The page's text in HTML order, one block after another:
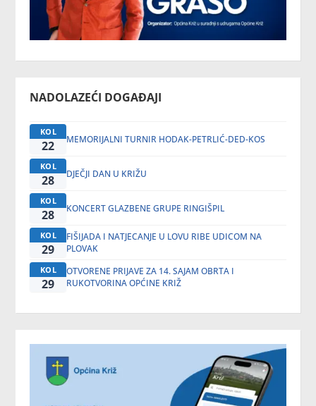
NADOLAZEĆI DOGAĐAJI
KOL
22 MEMORIJALNI TURNIR HODAK-PETRLIĆ-DED-KOS
KOL
28 DJEČJI DAN U KRIŽU
KOL
28 KONCERT GLAZBENE GRUPE RINGIŠPIL
KOL
29
FIŠIJADA I NATJECANJE U LOVU RIBE UDICOM NA
PLOVAK
KOL
29
OTVORENE PRIJAVE ZA 14. SAJAM OBRTA I
RUKOTVORINA OPĆINE KRIŽ